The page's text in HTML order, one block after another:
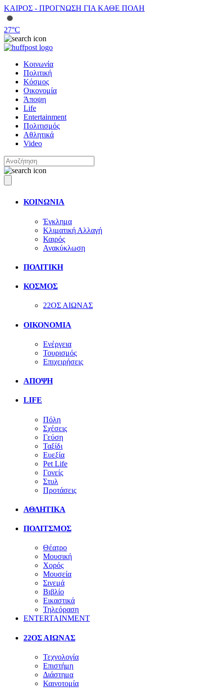
ΚΑΙΡΟΣ - ΠΡΟΓΝΩΣΗ ΓΙΑ ΚΑΘΕ ΠΟΛΗ
27°C
Κοινωνία
Πολιτική
Κόσμος
Οικονομία
Άποψη
Life
Entertainment
Πολιτισμός
Αθλητικά
Video
ΚΟΙΝΩΝΙΑ
Έγκλημα
Κλιματική Αλλαγή
Καιρός
Ανακύκλωση
ΠΟΛΙΤΙΚΗ
ΚΟΣΜΟΣ
22ΟΣ ΑΙΩΝΑΣ
ΟΙΚΟΝΟΜΙΑ
Ενέργεια
Τουρισμός
Επιχειρήσεις
ΑΠΟΨΗ
LIFE
Πόλη
Σχέσεις
Γεύση
Ταξίδι
Ευεξία
Pet Life
Γονείς
Στυλ
Προτάσεις
ΑΘΛΗΤΙΚΑ
ΠΟΛΙΤΣΜΟΣ
Θέατρο
Μουσική
Χορός
Μουσεία
Σινεμά
Βιβλίο
Εικαστικά
Τηλεόραση
ENTERTAINMENT
22ΟΣ ΑΙΩΝΑΣ
Τεχνολογία
Επιστήμη
Διάστημα
Καινοτομία